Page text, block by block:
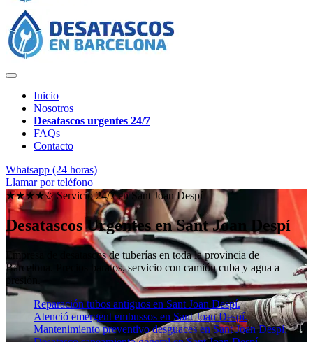
Inicio
Nosotros
Desatascos urgentes 24/7
FAQs
Contacto
Whatsapp (24 horas)
Llamar por teléfono
★★★★✩ Servicio 24/7 enSant Joan Despí
Desatascos Urgentes en Sant Joan Despí
Empresa de desatascos de tuberías en toda la provincia de
Barcelona. Precios baratos, servicio con camión cuba y agua a
presión.
Reparación tubos antiguos en Sant Joan Despí.
Atenció emergent embussos en Sant Joan Despí.
Mantenimiento preventivo desguaces en Sant Joan Despí.